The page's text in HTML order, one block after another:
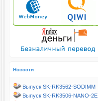
Новости
Выпуск SK-RK3562-SODIMM
Выпуск SK-RK3506-NANO-2E